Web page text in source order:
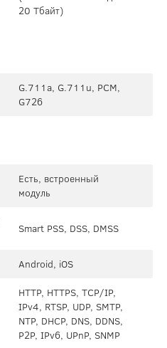
20 Тбайт)
G.711a, G.711u, PCM,
G726
Есть, встроенный
модуль
Smart PSS, DSS, DMSS
Android, iOS
HTTP, HTTPS, TCP/IP,
IPv4, RTSP, UDP, SMTP,
NTP, DHCP, DNS, DDNS,
P2P, IPv6, UPnP, SNMP